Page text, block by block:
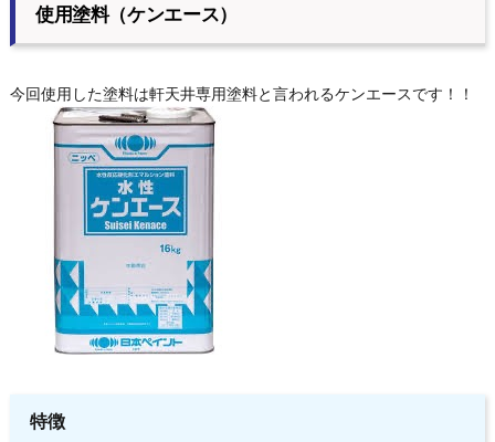
使用塗料（ケンエース）
今回使用した塗料は軒天井専用塗料と言われるケンエースです！！
特徴